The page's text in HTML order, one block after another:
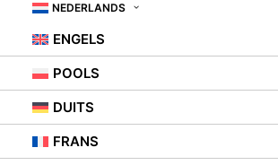
NEDERLANDS
ENGELS
POOLS
DUITS
FRANS
Poland
SZYMON